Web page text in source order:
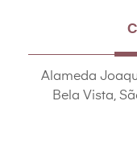
Alameda
Bela Vista,